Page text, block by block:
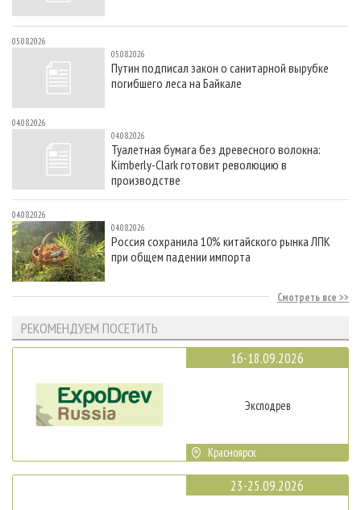
05.08.2026
05.08.2026
Путин подписал закон о санитарной вырубке
погибшего леса на Байкале
04.08.2026
04.08.2026
Туалетная бумага без древесного волокна:
Kimberly-Clark готовит революцию в
производстве
04.08.2026
04.08.2026
Россия сохранила 10% китайского рынка ЛПК
при общем падении импорта
Смотреть все
РЕКОМЕНДУЕМ ПОСЕТИТЬ
16-18.09.2026
Эксподрев
Красноярск
23-25.09.2026